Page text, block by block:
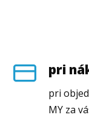
pri
pri
MY za